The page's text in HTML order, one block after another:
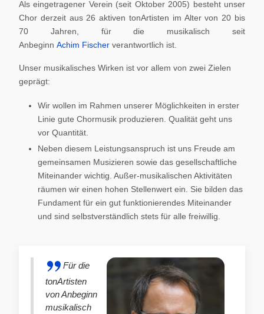
Als eingetragener Verein (seit Oktober 2005) besteht unser
Chor derzeit aus 26 aktiven tonArtisten im Alter von 20 bis
70 Jahren, für die musikalisch seit
Anbeginn Achim Fischer verantwortlich ist.
Unser musikalisches Wirken ist vor allem von zwei Zielen
geprägt:
Wir wollen im Rahmen unserer Möglichkeiten in erster
Linie gute Chormusik produzieren. Qualität geht uns
vor Quantität.
Neben diesem Leistungsanspruch ist uns Freude am
gemeinsamen Musizieren sowie das gesellschaftliche
Miteinander wichtig. Außer-musikalischen Aktivitäten
räumen wir einen hohen Stellenwert ein. Sie bilden das
Fundament für ein gut funktionierendes Miteinander
und sind selbstverständlich stets für alle freiwillig.
Für die
tonArtisten
von Anbeginn
musikalisch